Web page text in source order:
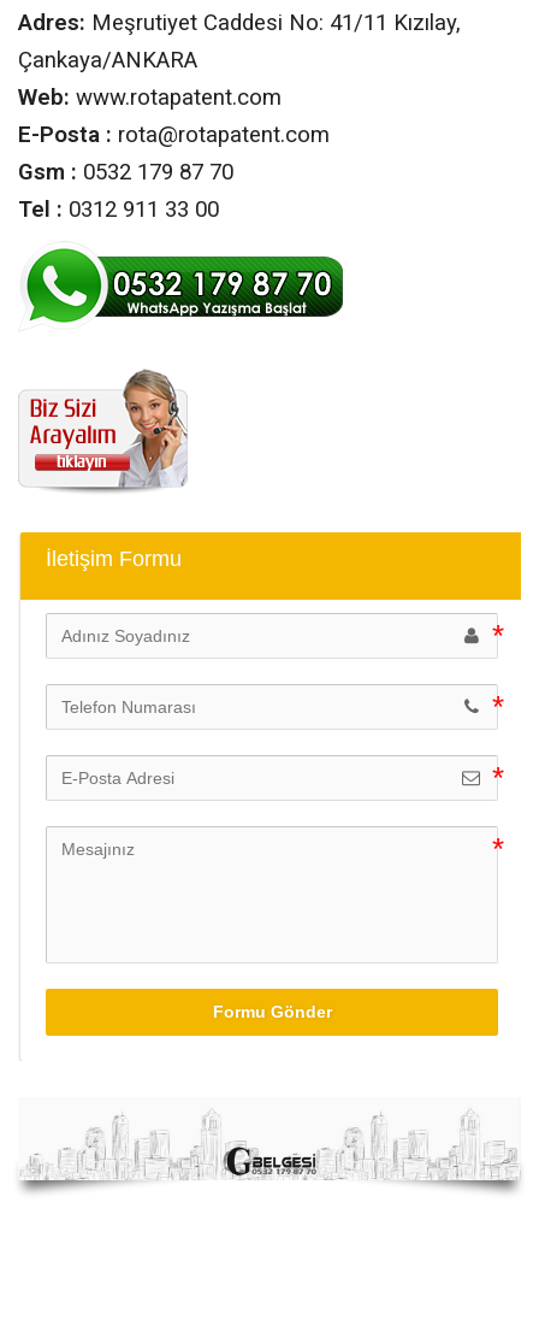
Adres: Meşrutiyet Caddesi No: 41/11 Kızılay,
Çankaya/ANKARA
Web: www.rotapatent.com
E-Posta : rota@rotapatent.com
Gsm : 0532 179 87 70
Tel : 0312 911 33 00
İletişim Formu
Formu Gönder